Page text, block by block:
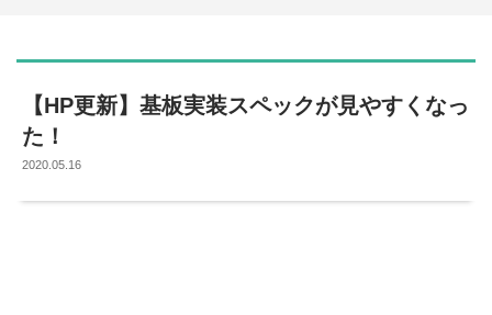
【HP更新】基板実装スペックが見やすくなっ
た！
2020.05.16